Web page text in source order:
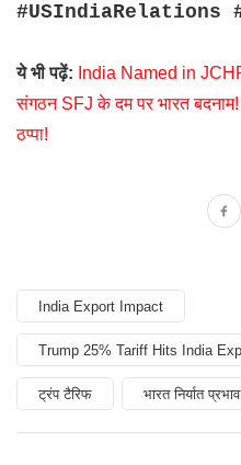
#USIndiaRelations
ये भी पढ़ें: India Named in
संगठन SFJ के दम पर भारत
ठप्पा!
India Export Impact
Trump 25% Tariff Hits India
ट्रंप टैरिफ भारत निर्यात प्रभाव